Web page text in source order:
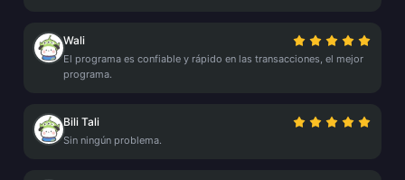
Wali
El programa es confiable y rápido en las transacciones, el mejor
programa.
Bili Tali
Sin ningún problema.